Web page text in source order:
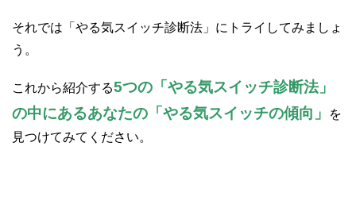
それでは「やる気スイッチ診断法」にトライしてみましょ
う。
これから紹介する5つの「やる気スイッチ診断法」
の中にあるあなたの「やる気スイッチの傾向」
を
見つけてみてください。